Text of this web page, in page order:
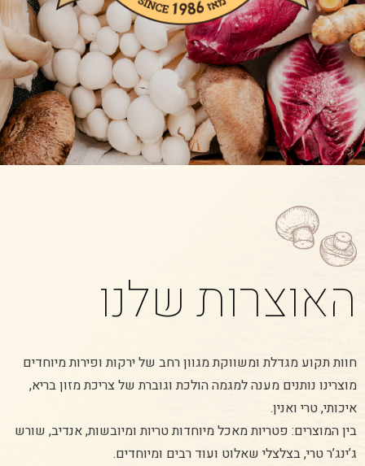
האוצרות שלנו
חוות תקוע מגדלת ומשווקת מגוון רחב של ירקות ופירות מיוחדים
מוצרינו נותנים מענה למגמה הולכת וגוברת של צריכת מזון בריא,
איכותי, טרי ואנין.
בין המוצרים: פטריות מאכל מיוחדות טריות ומיובשות, אנדיב, שורש
ג’ינג’ר טרי, בצלצלי שאלוט ועוד רבים ומיוחדים.